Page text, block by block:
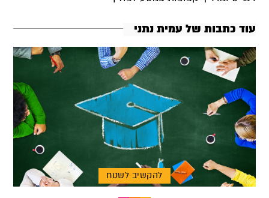
עוד כתבות של עמית נתני
להקשיב לשטח